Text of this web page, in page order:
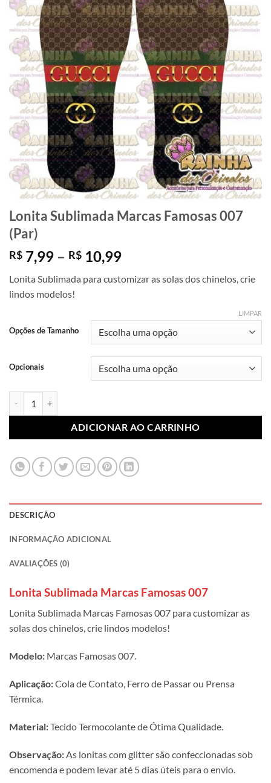
Lonita Sublimada Marcas Famosas 007
(Par)
R$ 7,99 – R$ 10,99Faixa
preço:
R$ 10,99
Lonita Sublimada para customizar as solas dos chinelos, crie
lindos modelos!
Opções de Tamanho
Opcionais
LIMPAR
ADICIONAR AO CARRINHO
DESCRIÇÃO
INFORMAÇÃO ADICIONAL
AVALIAÇÕES (0)
Lonita Sublimada Marcas Famosas 007
Lonita Sublimada Marcas Famosas 007 para customizar as
solas dos chinelos, crie lindos modelos!
Modelo: Marcas Famosas 007.
Aplicação:Cola de Contato, Ferro de Passar ou Prensa
Térmica.
Material:Tecido Termocolante de Ótima Qualidade.
Observação: As lonitas com glitter são confeccionadas sob
encomenda e podem levar até 5 dias úteis para o envio.